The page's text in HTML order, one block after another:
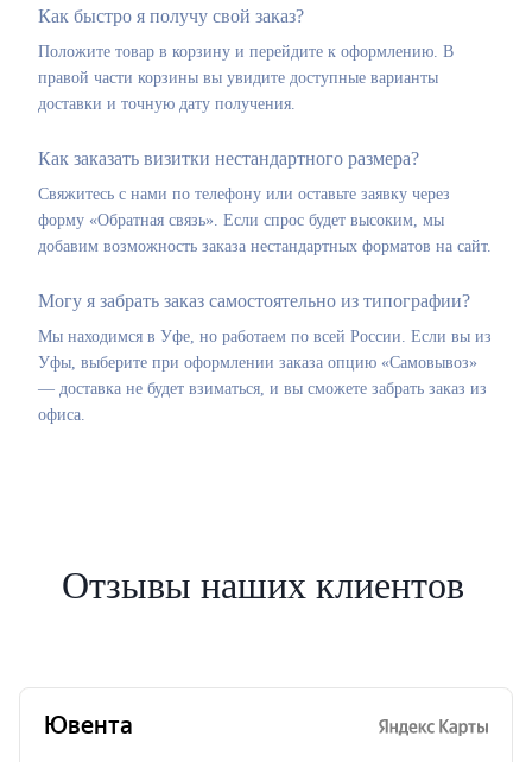
Как быстро я получу свой заказ?
Положите товар в корзину и перейдите к оформлению. В
правой части корзины вы увидите доступные варианты
доставки и точную дату получения.
Как заказать визитки нестандартного размера?
Свяжитесь с нами по телефону или оставьте заявку через
форму «Обратная связь». Если спрос будет высоким, мы
добавим возможность заказа нестандартных форматов на сайт.
Могу я забрать заказ самостоятельно из типографии?
Мы находимся в Уфе, но работаем по всей России. Если вы из
Уфы, выберите при оформлении заказа опцию «Самовывоз»
— доставка не будет взиматься, и вы сможете забрать заказ из
офиса.
Отзывы наших клиентов